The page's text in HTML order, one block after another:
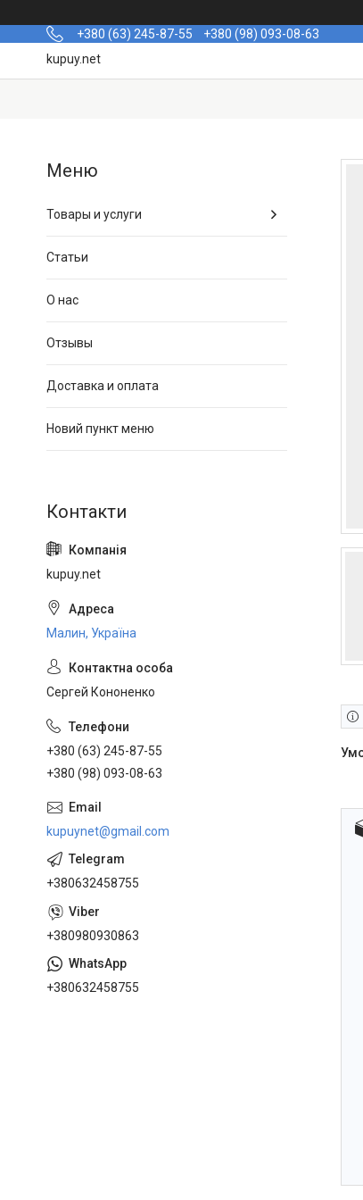
+380 (63) 245-87-55
+380 (98) 093-08-63
kupuy.net
Товары и услуги
Статьи
О нас
Отзывы
Доставка и оплата
Новий пункт меню
kupuy.net
Малин, Україна
Сергей Кононенко
+380 (63) 245-87-55
+380 (98) 093-08-63
kupuynet@gmail.com
+380632458755
+380980930863
+380632458755